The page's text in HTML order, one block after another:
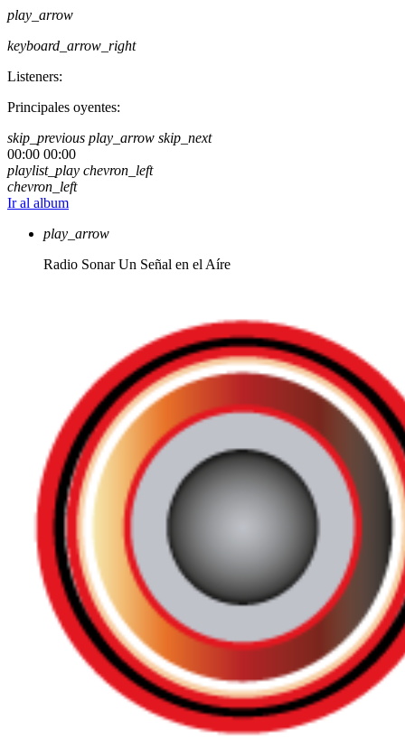
play_arrow
keyboard_arrow_right
Listeners:
Principales oyentes:
skip_previous play_arrow skip_next
00:00 00:00
playlist_play chevron_left
chevron_left
Ir al album
play_arrow
Radio Sonar Un Señal en el Aíre